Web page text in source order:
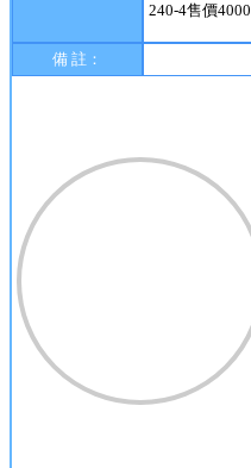
240-4售價4000
備 註：